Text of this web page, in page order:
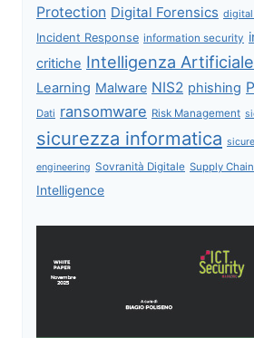
Protection Digital Forensics
Incident Response information security
critiche Intelligenza Artificiale
Learning Malware NIS2 phishing
Dati ransomware Risk Management
sicurezza informatica
engineering Sovranità Digitale Supply
Intelligence